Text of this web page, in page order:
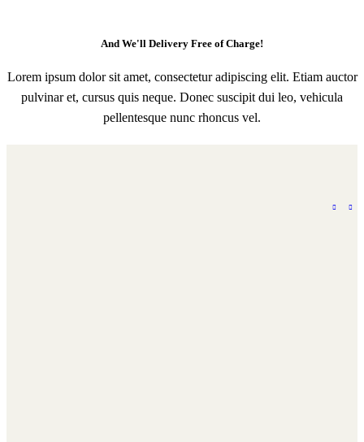
And We'll Delivery Free of Charge!
Lorem ipsum dolor sit amet, consectetur adipiscing elit. Etiam auctor
pulvinar et, cursus quis neque. Donec suscipit dui leo, vehicula
pellentesque nunc rhoncus vel.